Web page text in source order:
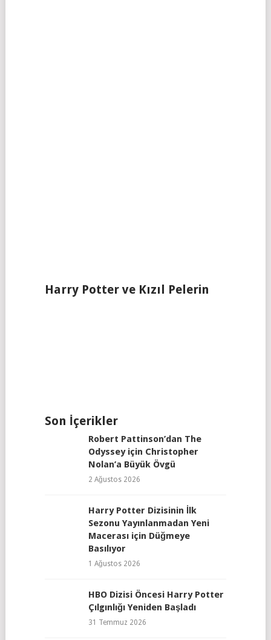
Harry Potter ve Kızıl Pelerin
Son İçerikler
Robert Pattinson’dan The
Odyssey için Christopher
Nolan’a Büyük Övgü
2 Ağustos 2026
Harry Potter Dizisinin İlk
Sezonu Yayınlanmadan Yeni
Macerası için Düğmeye
Basılıyor
1 Ağustos 2026
HBO Dizisi Öncesi Harry Potter
Çılgınlığı Yeniden Başladı
31 Temmuz 2026